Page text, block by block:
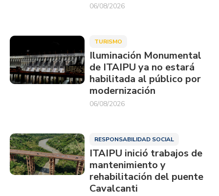
06/08/2026
TURISMO
Iluminación Monumental
de ITAIPU ya no estará
habilitada al público por
modernización
06/08/2026
RESPONSABILIDAD SOCIAL
ITAIPU inició trabajos de
mantenimiento y
rehabilitación del puente
Cavalcanti